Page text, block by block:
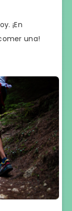
¡En
una!